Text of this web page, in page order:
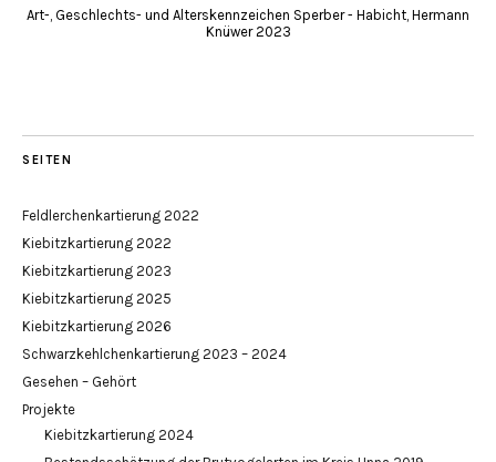
Art-, Geschlechts- und Alterskennzeichen Sperber - Habicht, Hermann
Knüwer 2023
SEITEN
Feldlerchenkartierung 2022
Kiebitzkartierung 2022
Kiebitzkartierung 2023
Kiebitzkartierung 2025
Kiebitzkartierung 2026
Schwarzkehlchenkartierung 2023 – 2024
Gesehen – Gehört
Projekte
Kiebitzkartierung 2024